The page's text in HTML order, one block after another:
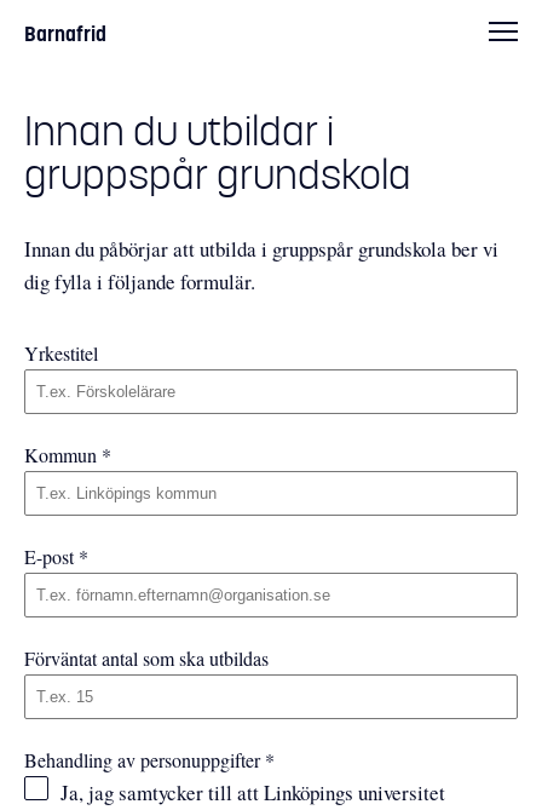
Barnafrid
Innan du utbildar i
gruppspår grundskola
Innan du påbörjar att utbilda i gruppspår grundskola ber vi
dig fylla i följande formulär.
Yrkestitel
Kommun *
E-post*
Förväntat antal som ska utbildas
Behandling av personuppgifter*
Ja, jag samtycker till att Linköpings universitet